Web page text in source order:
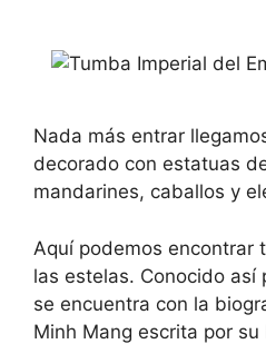
Nada más entrar
decorado con estatuas
mandarines, caballos y
Aquí podemos encontrar
las estelas. Conocido así
se encuentra con la
Minh Mang escrita por su